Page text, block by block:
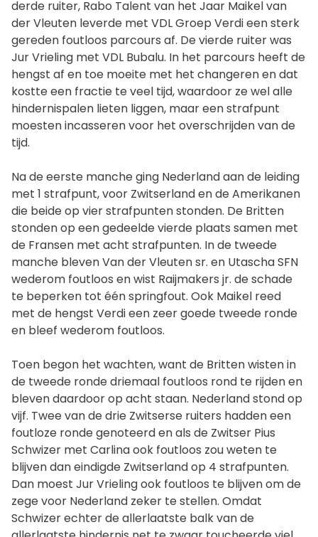
derde ruiter, Rabo Talent van het Jaar Maikel van
der Vleuten leverde met VDL Groep Verdi een sterk
gereden foutloos parcours af. De vierde ruiter was
Jur Vrieling met VDL Bubalu. In het parcours heeft de
hengst af en toe moeite met het changeren en dat
kostte een fractie te veel tijd, waardoor ze wel alle
hindernispalen lieten liggen, maar een strafpunt
moesten incasseren voor het overschrijden van de
tijd.
Na de eerste manche ging Nederland aan de leiding
met 1 strafpunt, voor Zwitserland en de Amerikanen
die beide op vier strafpunten stonden. De Britten
stonden op een gedeelde vierde plaats samen met
de Fransen met acht strafpunten. In de tweede
manche bleven Van der Vleuten sr. en Utascha SFN
wederom foutloos en wist Raijmakers jr. de schade
te beperken tot één springfout. Ook Maikel reed
met de hengst Verdi een zeer goede tweede ronde
en bleef wederom foutloos.
Toen begon het wachten, want de Britten wisten in
de tweede ronde driemaal foutloos rond te rijden en
bleven daardoor op acht staan. Nederland stond op
vijf. Twee van de drie Zwitserse ruiters hadden een
foutloze ronde genoteerd en als de Zwitser Pius
Schwizer met Carlina ook foutloos zou weten te
blijven dan eindigde Zwitserland op 4 strafpunten.
Dan moest Jur Vrieling ook foutloos te blijven om de
zege voor Nederland zeker te stellen. Omdat
Schwizer echter de allerlaatste balk van de